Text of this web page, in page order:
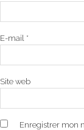
E-mail *
Site web
Enregistrer mon